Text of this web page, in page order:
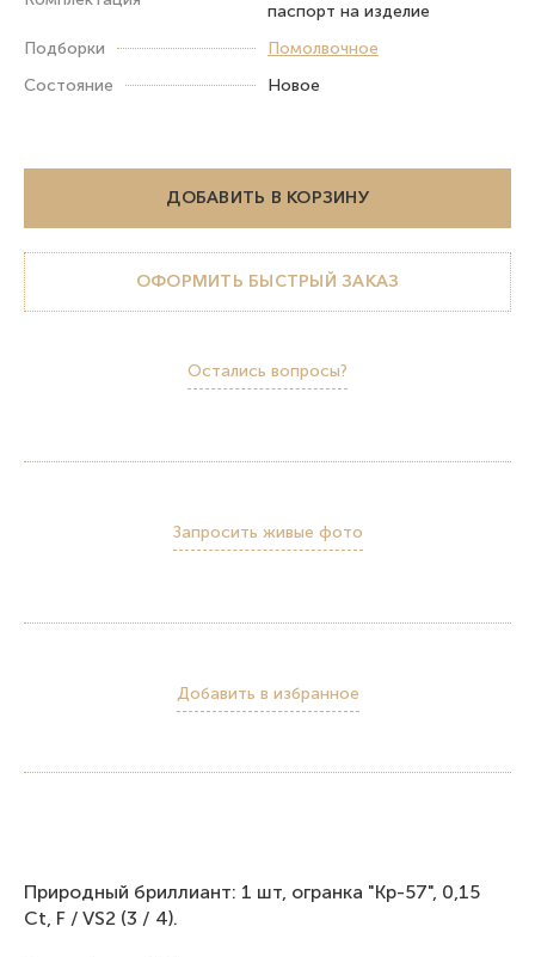
паспорт на изделие
Подборки
Помолвочное
Состояние
Новое
ДОБАВИТЬ В КОРЗИНУ
ОФОРМИТЬ БЫСТРЫЙ ЗАКАЗ
Остались вопросы?
Запросить живые фото
Добавить в избранное
Природный бриллиант: 1 шт, огранка "Кр-57", 0,15
Ct, F / VS2 (3 / 4).